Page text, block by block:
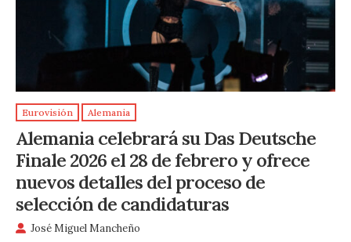
Eurovisión Alemania
Alemania celebrará su Das Deutsche
Finale 2026 el 28 de febrero y ofrece
nuevos detalles del proceso de
selección de candidaturas
José Miguel Mancheño